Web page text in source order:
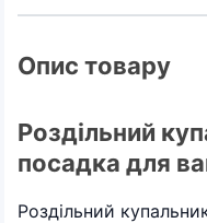
Опис товару
Роздільний
посадка для
Роздільний